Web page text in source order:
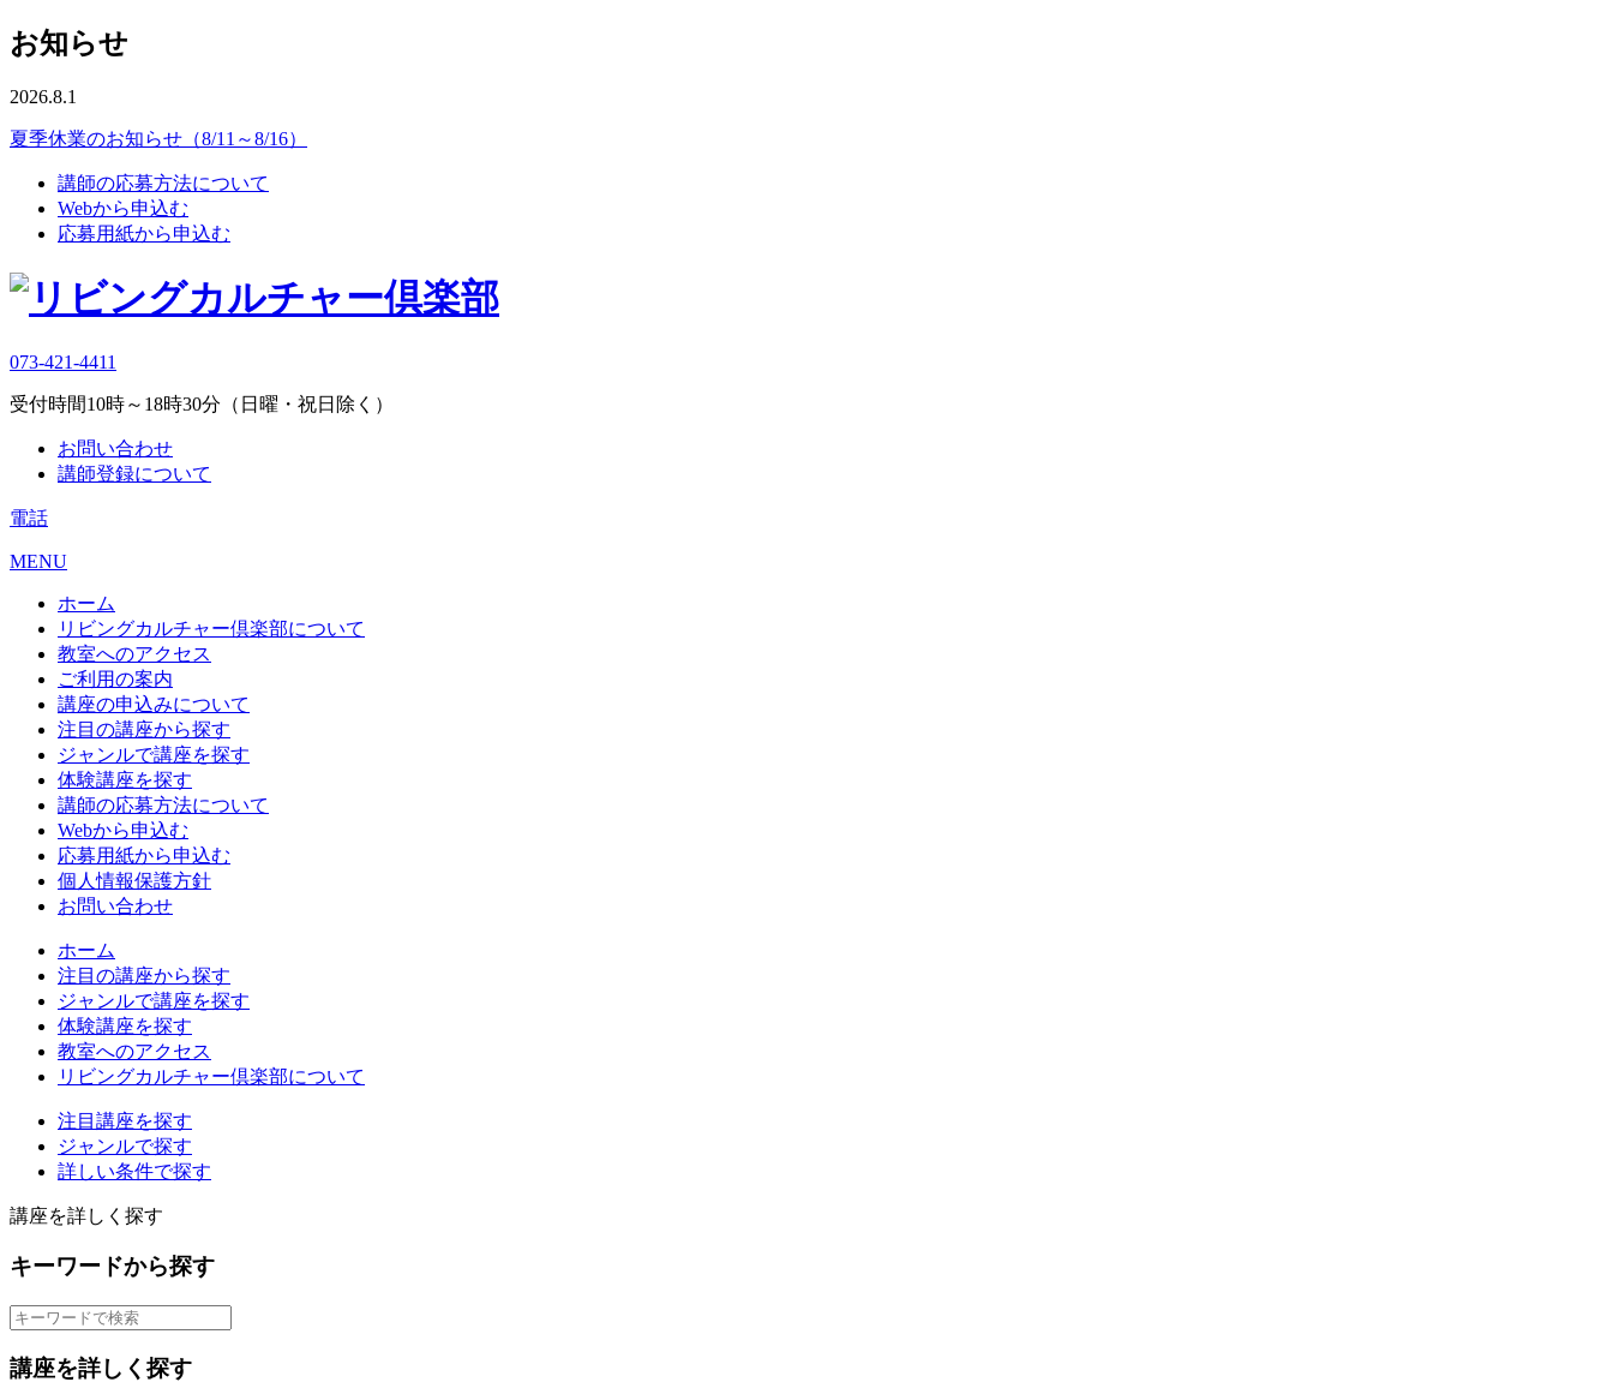
お知らせ
2026.8.1
夏季休業のお知らせ（8/11～8/16）
講師の応募方法について
Webから申込む
応募用紙から申込む
073-421-4411
受付時間10時～18時30分（日曜・祝日除く）
お問い合わせ
講師登録について
電話
MENU
ホーム
リビングカルチャー倶楽部について
教室へのアクセス
ご利用の案内
講座の申込みについて
注目の講座から探す
ジャンルで講座を探す
体験講座を探す
講師の応募方法について
Webから申込む
応募用紙から申込む
個人情報保護方針
お問い合わせ
ホーム
注目の講座から探す
ジャンルで講座を探す
体験講座を探す
教室へのアクセス
リビングカルチャー倶楽部について
注目講座を探す
ジャンルで探す
詳しい条件で探す
講座を詳しく探す
キーワードから探す
講座を詳しく探す